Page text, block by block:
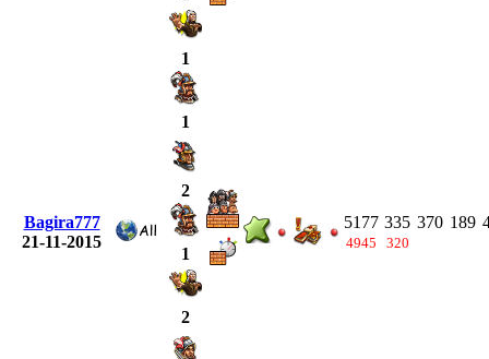
1
1
Bagira777
21-11-2015
2
1
2
5177
4945
335
320
370 189